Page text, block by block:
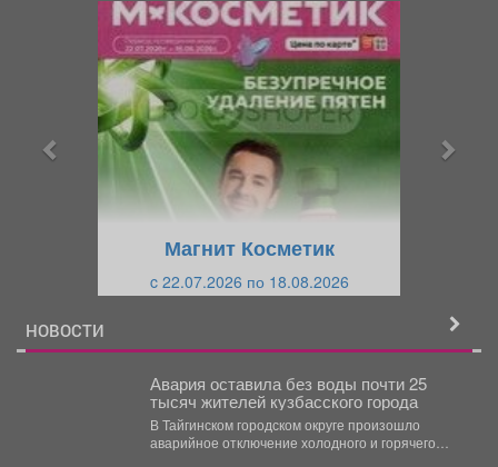
Магнит Косметик
c 22.07.2026 по 18.08.2026
НОВОСТИ
Авария оставила без воды почти 25
тысяч жителей кузбасского города
В Тайгинском городском округе произошло
аварийное отключение холодного и горячего